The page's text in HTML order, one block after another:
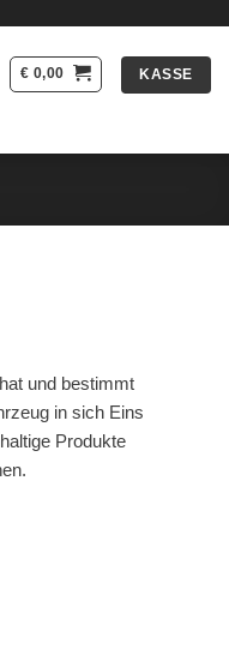
€ 0,00 KASSE
und bestimmt
in sich Eins
Produkte